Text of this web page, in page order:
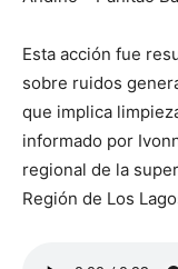
Esta acción fue
sobre ruidos
que implica
informado por
regional de la
Región de Los